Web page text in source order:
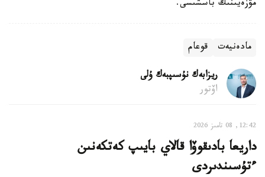
مۋزەيىنىڭ باسشىسى.
مادەنيەت قوعام
ريزابەك نۇسىپبەك ۇلى
اۆتور
12:42, 08 تامىز 2026
داريعا بادىقوۆا قالاي بايىپ كەتكەنىن
ءتۇسىندىردى